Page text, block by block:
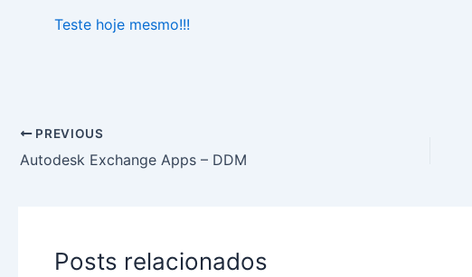
Teste hoje mesmo!!!
PREVIOUS
Autodesk Exchange Apps – DDM
Posts relacionados